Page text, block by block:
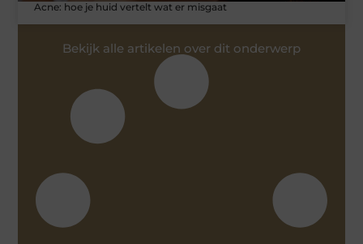
Acne: hoe je huid vertelt wat er misgaat
Bekijk alle artikelen over dit onderwerp